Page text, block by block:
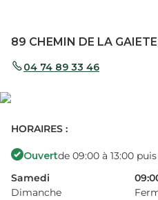
89 CHEMIN DE LA
04 74 89 33 46
HORAIRES :
Ouvertde 09:00 à 13:00
Samedi
Dimanche